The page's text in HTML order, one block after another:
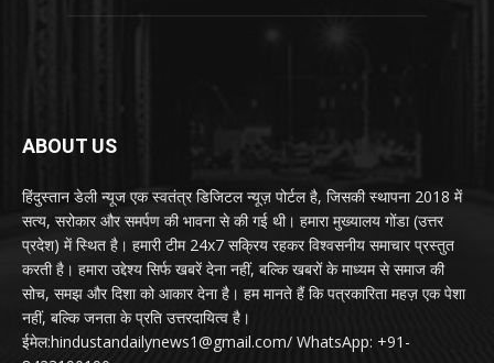
ABOUT US
हिंदुस्तान डेली न्यूज एक स्वतंत्र डिजिटल न्यूज़ पोर्टल है, जिसकी स्थापना 2018 में
सत्य, सरोकार और समर्पण की भावना से की गई थी। हमारा मुख्यालय गोंडा (उत्तर
प्रदेश) में स्थित है। हमारी टीम 24x7 सक्रिय रहकर विश्वसनीय समाचार प्रस्तुत
करती है। हमारा उद्देश्य सिर्फ खबरें देना नहीं, बल्कि खबरों के माध्यम से समाज की
सोच, समझ और दिशा को आकार देना है। हम मानते हैं कि पत्रकारिता महज़ एक पेशा
नहीं, बल्कि जनता के प्रति उत्तरदायित्व है।
ईमेल:hindustandailynews1@gmail.com/ WhatsApp: +91-